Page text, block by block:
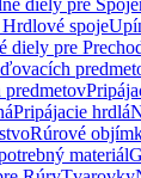
diely pre
spoje
diely pre
Pripájacie hrdlá
Rúrové
materiál